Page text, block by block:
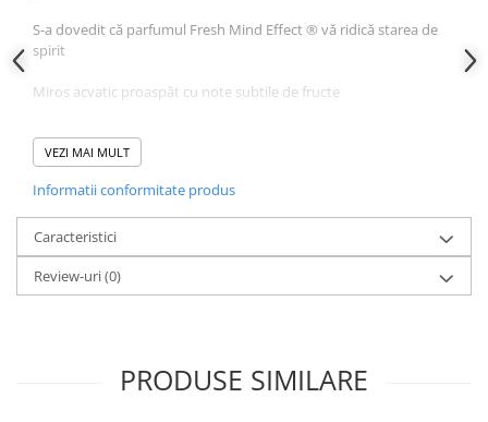
S-a dovedit că parfumul Fresh Mind Effect ® vă ridică starea de
spirit
Miros acvatic proaspăt cu note subtile de fructe
48 de ore de protecție fiabilă cu deodorant
Fără aluminiu (ACH)
Compatibilitate cu pielea aprobată dermatologic
VEZI MAI MULT
Informatii conformitate produs
Caracteristici
Review-uri(0)
PRODUSE SIMILARE